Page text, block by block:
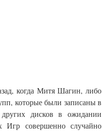
когда Митя Шагин, либо
которые были записаны в
дисков в ожидании
Игр совершенно случайно